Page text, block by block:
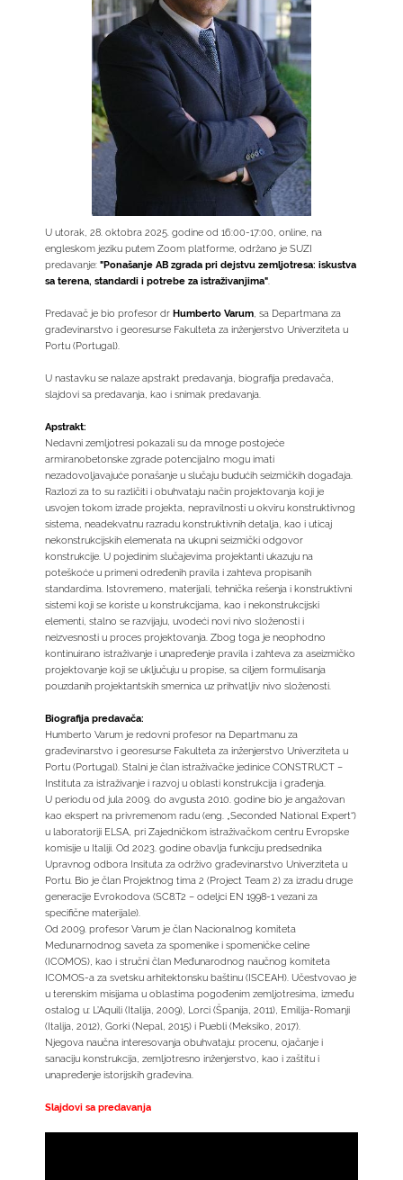
U utorak, 28. oktobra 2025. godine od 16:00-17:00, online, na
engleskom jeziku putem Zoom platforme, održano je SUZI
predavanje: "Ponašanje AB zgrada pri dejstvu zemljotresa: iskustva
sa terena, standardi i potrebe za istraživanjima".
Predavač je bio profesor dr Humberto Varum, sa Departmana za
građevinarstvo i georesurse Fakulteta za inženjerstvo Univerziteta u
Portu (Portugal).
U nastavku se nalaze apstrakt predavanja, biografija predavača,
slajdovi sa predavanja, kao i snimak predavanja.
Apstrakt:
Nedavni zemljotresi pokazali su da mnoge postojeće
armiranobetonske zgrade potencijalno mogu imati
nezadovoljavajuće ponašanje u slučaju budućih seizmičkih događaja.
Razlozi za to su različiti i obuhvataju način projektovanja koji je
usvojen tokom izrade projekta, nepravilnosti u okviru konstruktivnog
sistema, neadekvatnu razradu konstruktivnih detalja, kao i uticaj
nekonstrukcijskih elemenata na ukupni seizmički odgovor
konstrukcije. U pojedinim slučajevima projektanti ukazuju na
poteškoće u primeni određenih pravila i zahteva propisanih
standardima. Istovremeno, materijali, tehnička rešenja i konstruktivni
sistemi koji se koriste u konstrukcijama, kao i nekonstrukcijski
elementi, stalno se razvijaju, uvodeći novi nivo složenosti i
neizvesnosti u proces projektovanja. Zbog toga je neophodno
kontinuirano istraživanje i unapređenje pravila i zahteva za aseizmičko
projektovanje koji se uključuju u propise, sa ciljem formulisanja
pouzdanih projektantskih smernica uz prihvatljiv nivo složenosti.
Biografija predavača:
Humberto Varum je redovni profesor na Departmanu za
građevinarstvo i georesurse Fakulteta za inženjerstvo Univerziteta u
Portu (Portugal). Stalni je član istraživačke jedinice CONSTRUCT –
Instituta za istraživanje i razvoj u oblasti konstrukcija i građenja.
U periodu od jula 2009. do avgusta 2010. godine bio je angažovan
kao ekspert na privremenom radu (eng. „Seconded National Expert“)
u laboratoriji ELSA, pri Zajedničkom istraživačkom centru Evropske
komisije u Italiji. Od 2023. godine obavlja funkciju predsednika
Upravnog odbora Insituta za održivo građevinarstvo Univerziteta u
Portu. Bio je član Projektnog tima 2 (Project Team 2) za izradu druge
generacije Evrokodova (SC8.T2 – odeljci EN 1998-1 vezani za
specifične materijale).
Od 2009. profesor Varum je član Nacionalnog komiteta
Međunarnodnog saveta za spomenike i spomeničke celine
(ICOMOS), kao i stručni član Međunarodnog naučnog komiteta
ICOMOS-a za svetsku arhitektonsku baštinu (ISCEAH). Učestvovao je
u terenskim misijama u oblastima pogođenim zemljotresima, između
ostalog u: L’Aquili (Italija, 2009), Lorci (Španija, 2011), Emilija-Romanji
(Italija, 2012), Gorki (Nepal, 2015) i Puebli (Meksiko, 2017).
Njegova naučna interesovanja obuhvataju: procenu, ojačanje i
sanaciju konstrukcija, zemljotresno inženjerstvo, kao i zaštitu i
unapređenje istorijskih građevina.
Slajdovi sa predavanja